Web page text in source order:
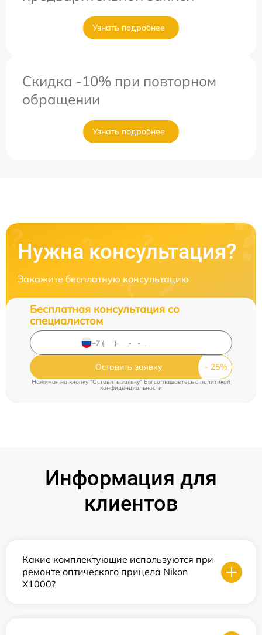
Узнать подробнее
Скидка -10% при повторном
обращении
Узнать подробнее
Нужна консультация?
Закажите бесплатную консультацию
Бесплатная консультация со
специалистом
Оставить заявку
Нажимая на кнопку "Оставить заявку" Вы соглашаетесь c политикой
конфиденциальности
Информация для
клиентов
Какие комплектующие используются при
ремонте оптического прицела Nikon
X1000?